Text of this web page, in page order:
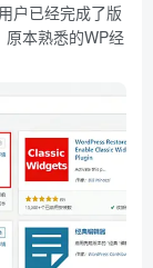
户已经完成了版
本熟悉的WP经